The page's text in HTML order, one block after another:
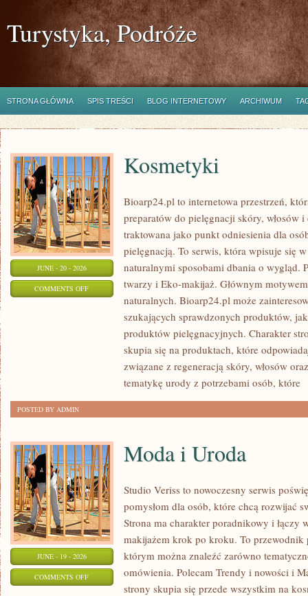
Turystyka, Podróże
STRONA GŁÓWNA SPIS TREŚCI BLOG INTERNETOWY ARCHIWUM
JUNE - 20 - 2026
COMMENTS OFFON
KOSMETYKI
Kosmetyki
Bioarp24.pl to internetowa przestrzeń,
preparatów do pielęgnacji skóry, włosów i
traktowana jako punkt odniesienia dla
pielęgnacją. To serwis, która wpisuje się
naturalnymi sposobami dbania o wygląd.
twarzy i Eko-makijaż. Głównym
naturalnych. Bioarp24.pl może
szukających sprawdzonych produktów,
produktów pielęgnacyjnych. Charakter
skupia się na produktach, które
związane z regeneracją skóry, włosów
tematykę urody z potrzebami osób, które
POSTED BY ADMIN
JUNE - 19 - 2026
COMMENTS OFFON
Moda i Uroda
Studio Veriss to nowoczesny serwis
pomysłom dla osób, które chcą rozwijać
Strona ma charakter poradnikowy i łączy
makijażem krok po kroku. To
którym można znaleźć zarówno
omówienia. Polecam Trendy i nowości i
strony skupia się przede wszystkim na